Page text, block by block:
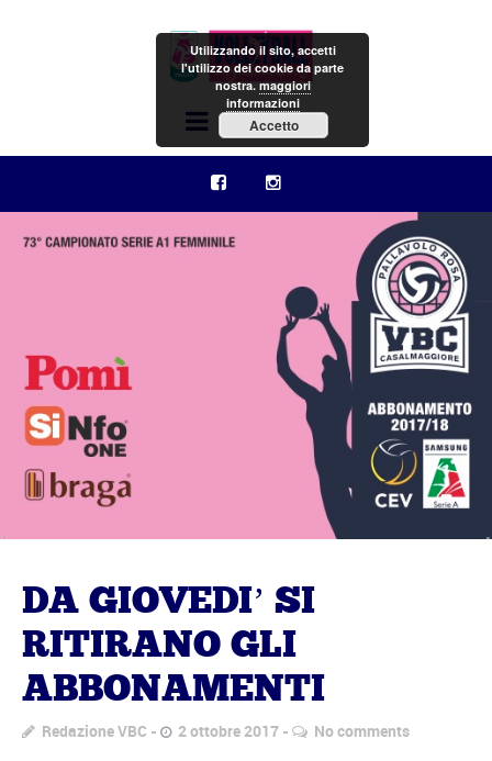
Menu
DA GIOVEDI’ SI
RITIRANO GLI
ABBONAMENTI
Redazione VBC 2 ottobre 2017 No comments
Utilizzando il sito, accetti
l'utilizzo dei cookie da parte
nostra.maggiori
informazioni
Accetto